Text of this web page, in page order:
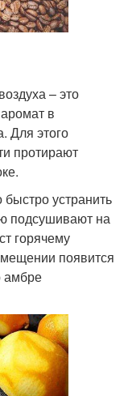
– это
в
Для этого
протирают
быстро устранить
подсушивают на
горячему
появится
амбре